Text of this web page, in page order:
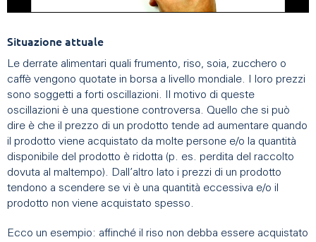
Situazione attuale
Le derrate alimentari quali frumento, riso, soia, zucchero o
caffè vengono quotate in borsa a livello mondiale. I loro prezzi
sono soggetti a forti oscillazioni. Il motivo di queste
oscillazioni è una questione controversa. Quello che si può
dire è che il prezzo di un prodotto tende ad aumentare quando
il prodotto viene acquistato da molte persone e/o la quantità
disponibile del prodotto è ridotta (p. es. perdita del raccolto
dovuta al maltempo). Dall’altro lato i prezzi di un prodotto
tendono a scendere se vi è una quantità eccessiva e/o il
prodotto non viene acquistato spesso.
Ecco un esempio: affinché il riso non debba essere acquistato